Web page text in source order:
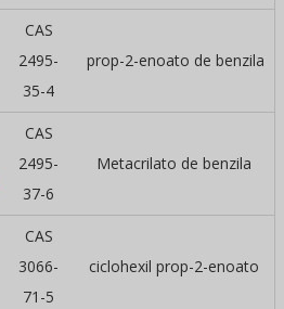
CAS
2495-
35-4
prop-2-enoato de benzila
CAS
2495-
37-6
Metacrilato de benzila
CAS
3066-
71-5
ciclohexil prop-2-enoato